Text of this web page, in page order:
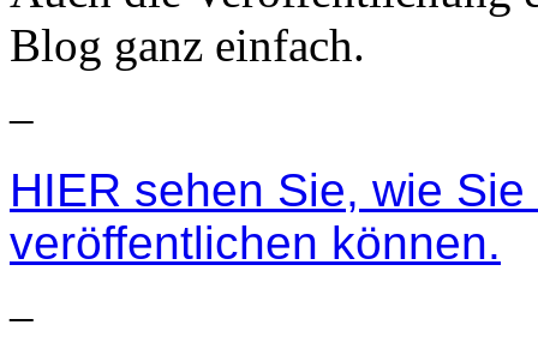
Blog ganz einfach.
–
HIER sehen Sie, wie
veröffentlichen können.
–